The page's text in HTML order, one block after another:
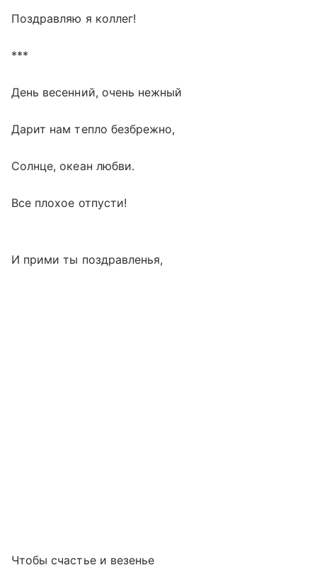
Поздравляю я коллег!
***
День весенний, очень нежный
Дарит нам тепло безбрежно,
Солнце, океан любви.
Все плохое отпусти!
И прими ты поздравленья,
Чтобы счастье и везенье